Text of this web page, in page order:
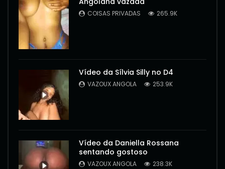
COISAS PRIVADAS 265.9K
Vídeo da Sílvia Silly no D4
VAZOUX ANGOLA 253.9K
Vídeo da Daniella Rossana
sentando gostoso
VAZOUX ANGOLA 238.3K